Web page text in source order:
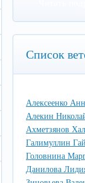
Список
Алексеенко
Алекин
Ахметзянов
Галимуллин
Головнина
Данилова